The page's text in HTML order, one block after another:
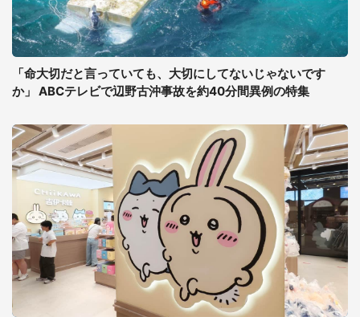
「命大切だと言っていても、大切にしてないじゃないです
か」 ABCテレビで辺野古沖事故を約40分間異例の特集